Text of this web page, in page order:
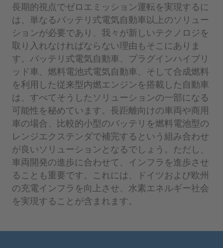
長期的視点でゼロエミッション運転を実現するに
は、単なるバッテリ式電気自動車以上のソリュー
ションが必要であり、我々が新しいテクノロジを
取り入れなければならない理由もそこにありま
す。バッテリ式電気自動車、プラグインハイブリ
ッド車、燃料電池式電気自動車、そして合成燃料
を利用した従来型内燃エンジンを搭載した自動車
は、すべてそうしたソリューションの一部になる
可能性を秘めています。長距離向けの車両や商用
車の場合、比較的小型のバッテリを燃料電池型の
レンジエクステンダで補完するという組み合わせ
が良いソリューションとなるでしょう。ただし、
車両開発の進歩に合わせて、インフラを進歩させ
ることも重要です。これには、ドイツおよび欧州
の充電インフラを向上させ、水素エネルギー社会
を実現することが含まれます。